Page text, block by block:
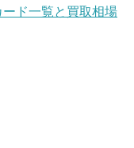
ド一覧と買取相場